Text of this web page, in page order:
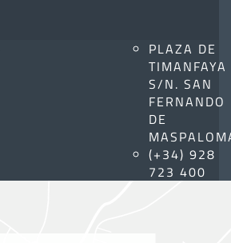
PLAZA DE
TIMANFAYA
S/N. SAN
FERNANDO
DE
(+34) 928
723 400